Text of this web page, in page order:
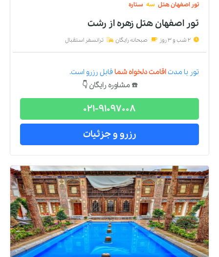
توراصفهانهتل سه ستاره
تور اصفهان هتل زهرهاز رشت
2 شب و 3 روز صبحانه رایگان ترانسفر استقبال
تور با مدتاقامت دلخواه شما قابل رزرو است.
☎️ مشاوره رایگان 👇
021-91097008
رزرو و جزئیات